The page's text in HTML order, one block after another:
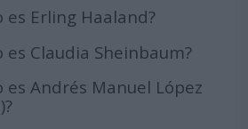
es Erling Haaland?
es Claudia Sheinbaum?
es Andrés Manuel López